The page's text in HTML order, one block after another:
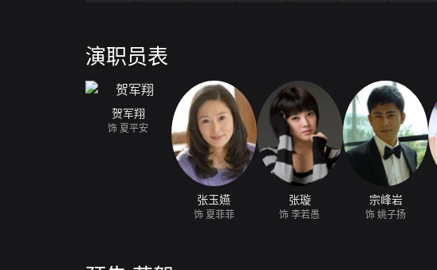
演职员表
贺军翔
饰 夏平安
张玉嬿
饰 夏菲菲
张璇
饰 李若愚
宗峰岩
饰 姚子扬